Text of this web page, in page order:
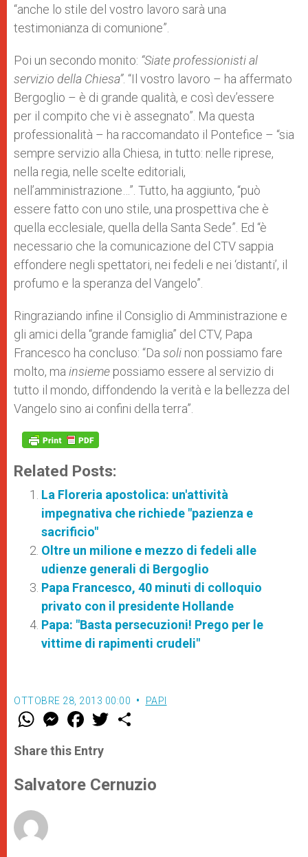
“anche lo stile del vostro lavoro sarà una
testimonianza di comunione”.
Poi un secondo monito: “Siate professionisti al
servizio della Chiesa”. “Il vostro lavoro – ha affermato
Bergoglio – è di grande qualità, e così dev’essere
per il compito che vi è assegnato”. Ma questa
professionalità – ha raccomandato il Pontefice – “sia
sempre servizio alla Chiesa, in tutto: nelle riprese,
nella regia, nelle scelte editoriali,
nell’amministrazione…”. Tutto, ha aggiunto, “può
essere fatto con uno stile, una prospettiva che è
quella ecclesiale, quella della Santa Sede”. Ed “è
necessario che la comunicazione del CTV sappia
effondere negli spettatori, nei fedeli e nei ‘distanti’, il
profumo e la speranza del Vangelo”.
Ringraziando infine il Consiglio di Amministrazione e
gli amici della “grande famiglia” del CTV, Papa
Francesco ha concluso: “Da soli non possiamo fare
molto, ma insieme possiamo essere al servizio di
tutto il mondo, diffondendo la verità e la bellezza del
Vangelo sino ai confini della terra”.
Related Posts:
La Floreria apostolica: un'attività
impegnativa che richiede "pazienza e
sacrificio"
Oltre un milione e mezzo di fedeli alle
udienze generali di Bergoglio
Papa Francesco, 40 minuti di colloquio
privato con il presidente Hollande
Papa: "Basta persecuzioni! Prego per le
vittime di rapimenti crudeli"
OTTOBRE 28, 2013 00:00 PAPI
W
t
s
p
p
M
e
s
e
g
e
F
a
e
b
o
k
w
r
Share this Entry
Salvatore Cernuzio